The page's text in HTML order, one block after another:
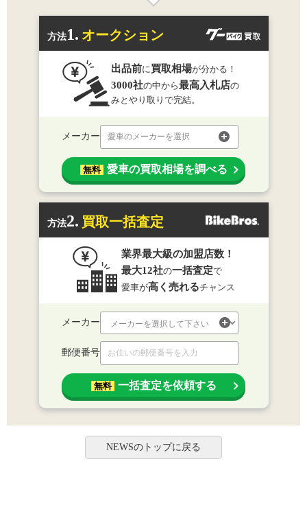
方法1. オークション
出品前に 買取相場が分かる！
3000社の中から最高入札店の
みとやり取りで完結。
メーカー 愛車のメーカーを選択
無料 愛車の買取相場を調べる
方法2. 買取一括査定
業界最大級の加盟店数！
最大12社の一括査定で
愛車が高く売れるチャンス
メーカー
郵便番号
無料 一括査定を依頼する
NEWSのトップに戻る